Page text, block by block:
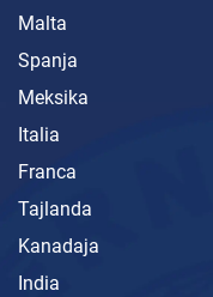
Malta
Spanja
Meksika
Italia
Franca
Tajlanda
Kanadaja
India